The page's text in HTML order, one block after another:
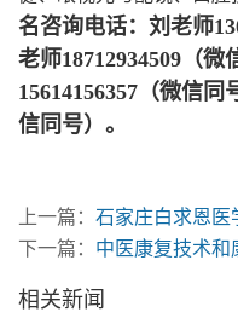
名咨询电话：刘老师
老师18712934509（微
15614156357（微信同
信同号）。
上一篇： 石家庄白求恩医
下一篇： 中医康复技术和
相关新闻